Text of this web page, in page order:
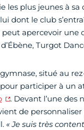
les plus jeunes à sa
dont le club
peut apercevoir
Turgot
situé au
participer à un
. Devant l’une
de
« Je suis très